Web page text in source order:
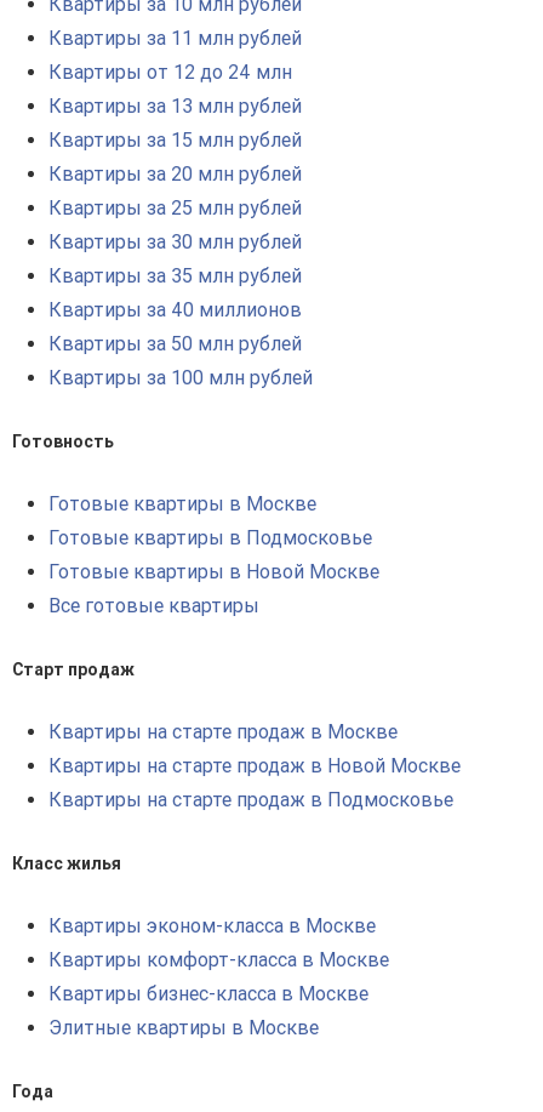
Квартиры за 10 млн рублей
Квартиры за 11 млн рублей
Квартиры от 12 до 24 млн
Квартиры за 13 млн рублей
Квартиры за 15 млн рублей
Квартиры за 20 млн рублей
Квартиры за 25 млн рублей
Квартиры за 30 млн рублей
Квартиры за 35 млн рублей
Квартиры за 40 миллионов
Квартиры за 50 млн рублей
Квартиры за 100 млн рублей
Готовность
Готовые квартиры в Москве
Готовые квартиры в Подмосковье
Готовые квартиры в Новой Москве
Все готовые квартиры
Старт продаж
Квартиры на старте продаж в Москве
Квартиры на старте продаж в Новой Москве
Квартиры на старте продаж в Подмосковье
Класс жилья
Квартиры эконом-класса в Москве
Квартиры комфорт-класса в Москве
Квартиры бизнес-класса в Москве
Элитные квартиры в Москве
Года